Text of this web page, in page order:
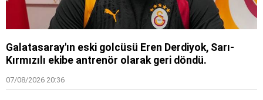
Galatasaray'ın eski golcüsü Eren Derdiyok, Sarı-
Kırmızılı ekibe antrenör olarak geri döndü.
07/08/2026 20:36